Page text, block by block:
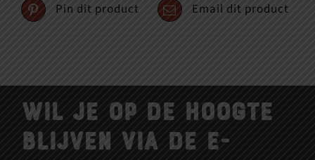
Pin dit product Email dit product
Wil je op de hoogte
blijven via de e-